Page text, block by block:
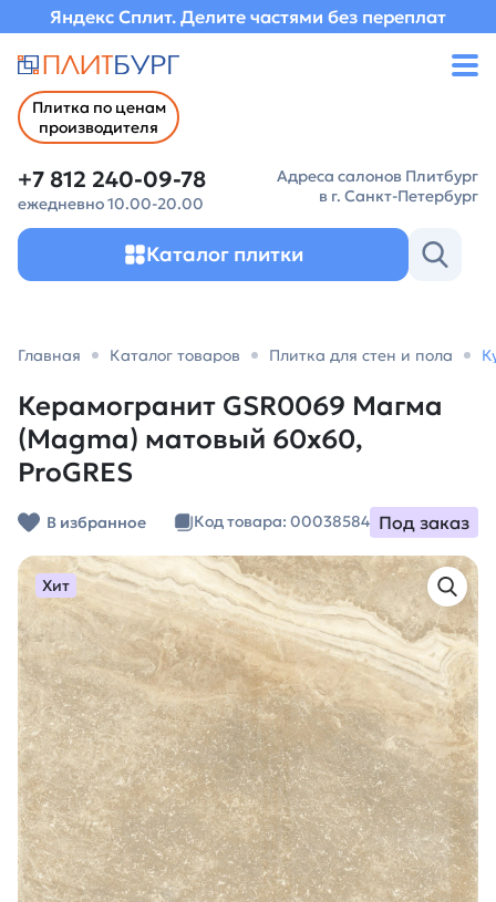
Яндекс Сплит. Делите частями без переплат
Плитка по ценам
производителя
+7 812 240-09-78
ежедневно 10.00-20.00
Адреса салонов Плитбург
в г. Санкт-Петербург
Каталог плитки
Главная Каталог товаров Плитка для стен и пола
Керамогранит GSR0069 Магма
(Magma) матовый 60х60,
ProGRES
В избранное Код товара: 00038584 Под заказ
Хит